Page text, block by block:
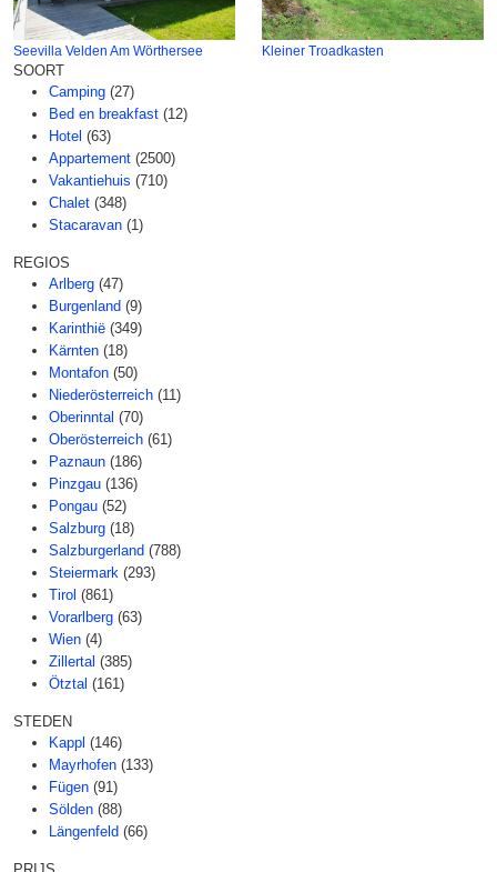
Seevilla Velden Am Wörthersee Kleiner Troadkasten
SOORT
Camping (27)
Bed en breakfast (12)
Hotel (63)
Appartement (2500)
Vakantiehuis (710)
Chalet (348)
Stacaravan (1)
REGIOS
Arlberg (47)
Burgenland (9)
Karinthië (349)
Kärnten (18)
Montafon (50)
Niederösterreich (11)
Oberinntal (70)
Oberösterreich (61)
Paznaun (186)
Pinzgau (136)
Pongau (52)
Salzburg (18)
Salzburgerland (788)
Steiermark (293)
Tirol (861)
Vorarlberg (63)
Wien (4)
Zillertal (385)
Ötztal (161)
STEDEN
Kappl (146)
Mayrhofen (133)
Fügen (91)
Sölden (88)
Längenfeld (66)